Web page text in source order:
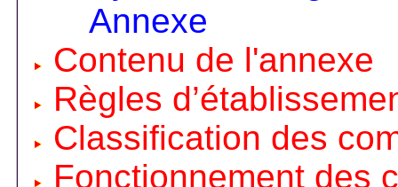
Annexe
Contenu de l'annexe
Règles
Classification des
Fonctionnement des